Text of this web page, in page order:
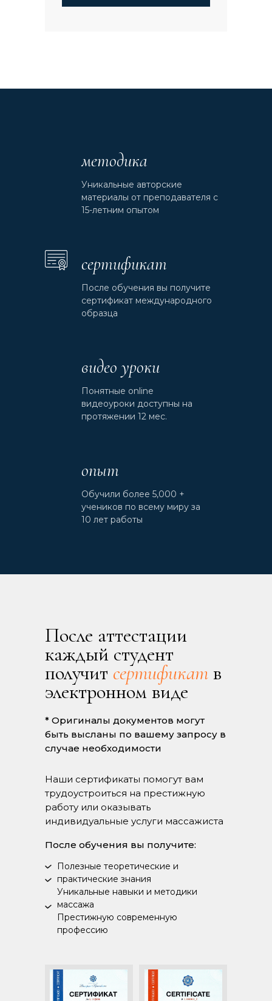
опыт
Уникальные авторские
материалы от преподавателя с
15-летним опытом
Обучили более 5,000 +
учеников по всему миру за
10 лет работы
методика
После обучения вы получите
сертификат международного
образца
сертификат
Понятные online
видеоуроки доступны на
протяжении 12 мес.
видео уроки
После аттестации
каждый студент
получит сертификат в
электронном виде
Наши сертификаты помогут вам
трудоустроиться на престижную
работу или оказывать
индивидуальные услуги массажиста
После обучения вы получите:
Полезные теоретические и
практические знания
Уникальные навыки и методики
массажа
Престижную современную
профессию
* Оригиналы документов могут
быть высланы по вашему запросу в
случае необходимости